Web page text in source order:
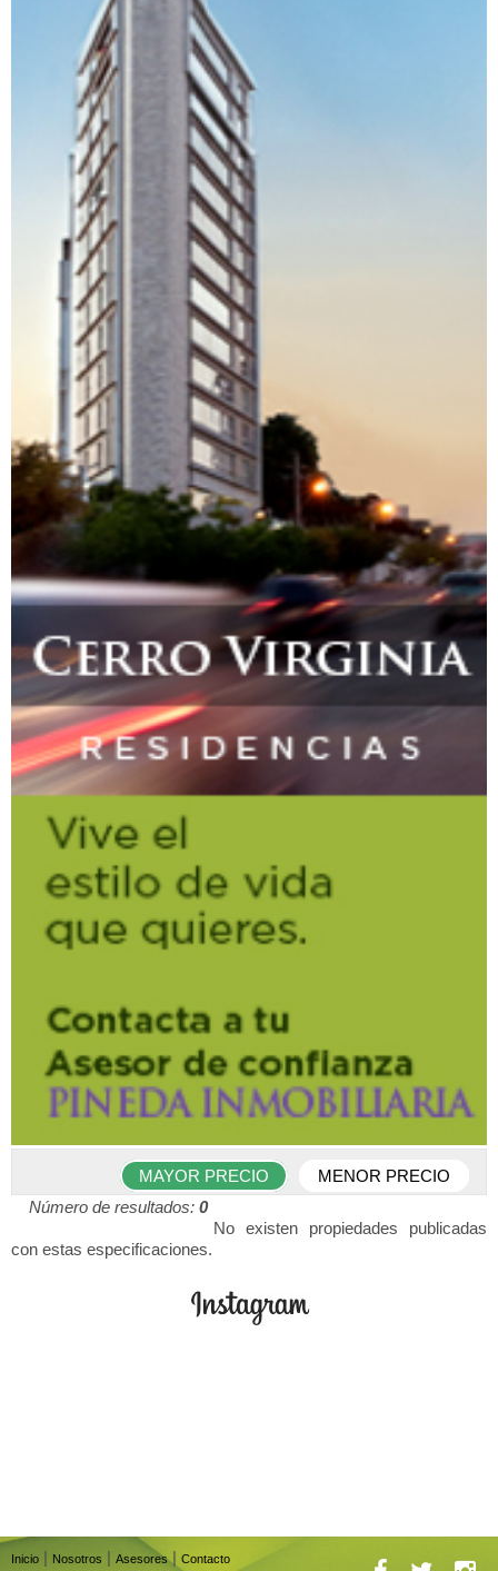
MENOR PRECIO
MAYOR PRECIO
Número de resultados: 0
No existen propiedades publicadas
con estas especificaciones.
Inicio | Nosotros | Asesores| Contacto